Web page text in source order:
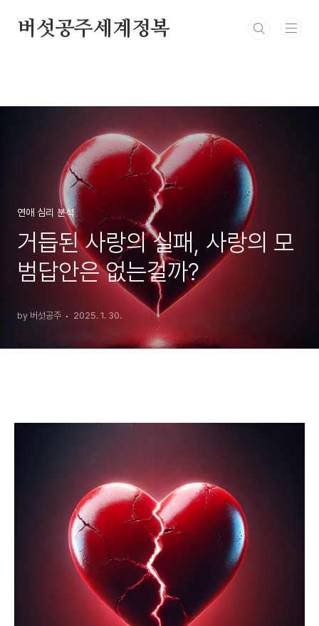
버섯공주세계정복
연애 심리 분석
거듭된 사랑의 실패, 사랑의 모
범답안은 없는걸까?
by 버섯공주 2025. 1. 30.